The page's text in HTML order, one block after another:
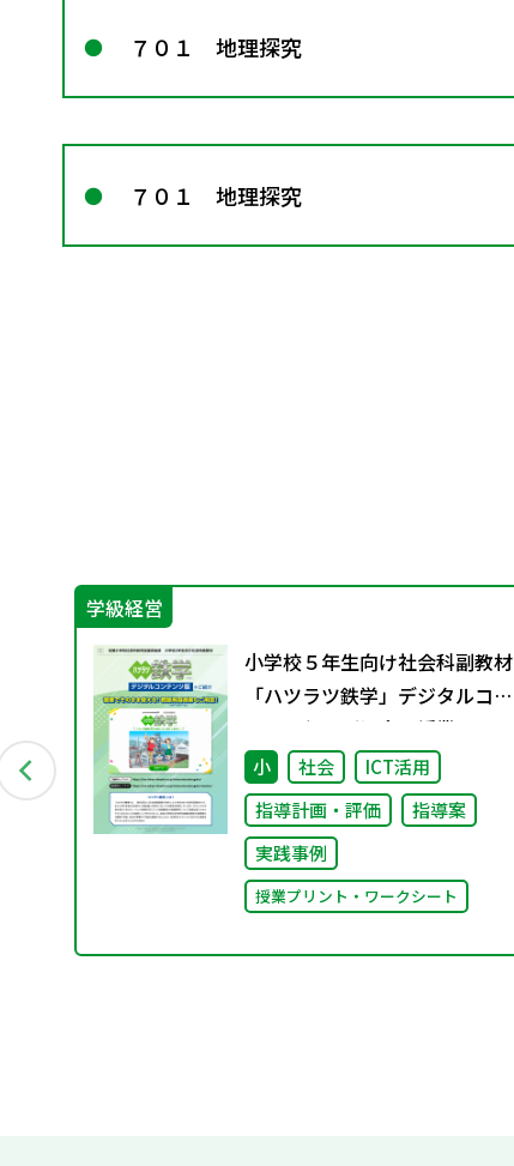
７０１ 地理探究
７０１ 地理探究
学級経営
小学校５年生向け社会科副教材
「ハツラツ鉄学」デジタルコン
テンツ版のご紹介～授業でその
まま使える指導案やワークシー
トをご用意～
小 社会
ICT活用
指導計画・評価
指導案
実践事例
授業プリント・ワークシート